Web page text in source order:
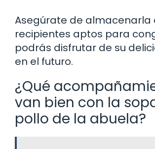
Asegúrate de almacenarla
recipientes aptos para
podrás disfrutar de su
en el futuro.
¿Qué
van bien con la
pollo de la abuela?